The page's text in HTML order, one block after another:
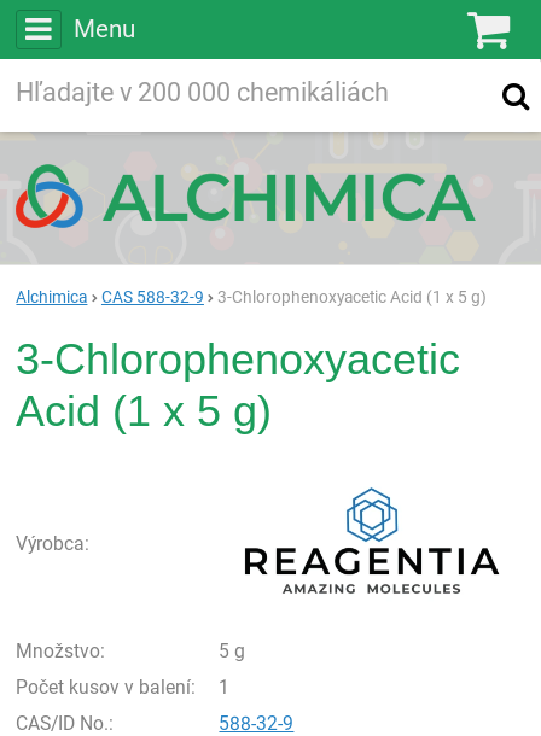
Menu
Vyhľadávanie
Alchimica CAS 588-32-9 3-Chlorophenoxyacetic Acid (1 x 5 g)
3-Chlorophenoxyacetic
Acid (1 x 5 g)
Výrobca:
Množstvo:
5 g
Počet kusov v balení:
1
CAS/ID No.:
588-32-9